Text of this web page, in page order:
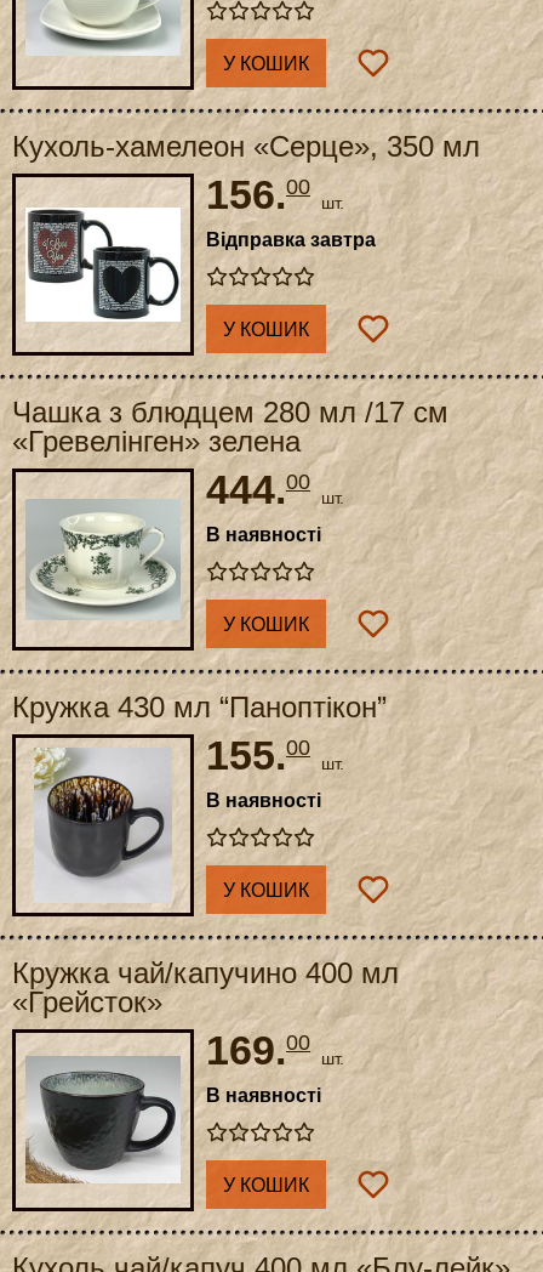
У КОШИК
Кухоль-хамелеон «Серце», 350 мл
156.00
шт.
Відправка завтра
У КОШИК
Чашка з блюдцем 280 мл /17 см
«Гревелінген» зелена
444.00
шт.
В наявності
У КОШИК
Кружка 430 мл “Паноптікон”
155.00
шт.
В наявності
У КОШИК
Кружка чай/капучино 400 мл
«Грейсток»
169.00
шт.
В наявності
У КОШИК